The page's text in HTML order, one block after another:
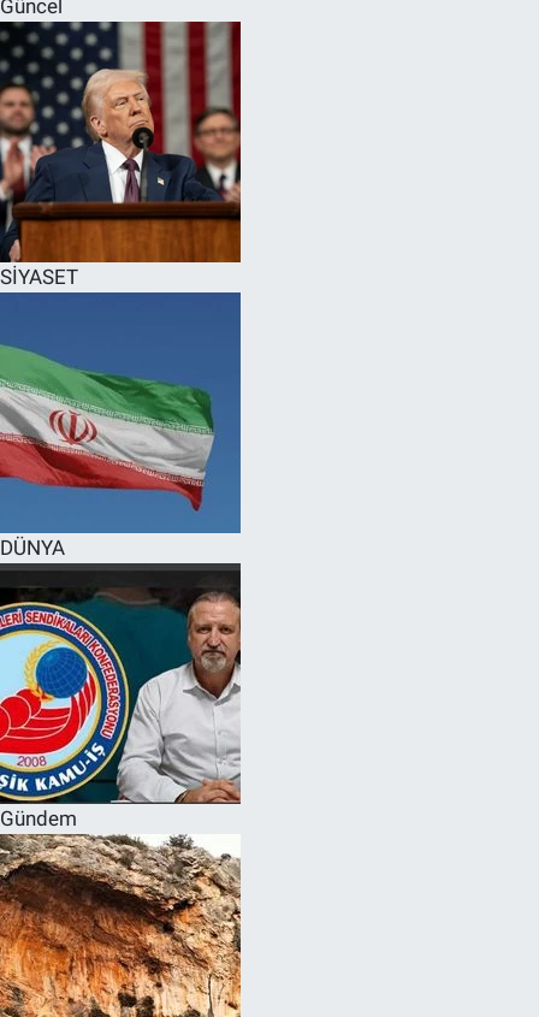
Güncel
SİYASET
DÜNYA
Gündem
SPOR
RESMİ İLANLAR